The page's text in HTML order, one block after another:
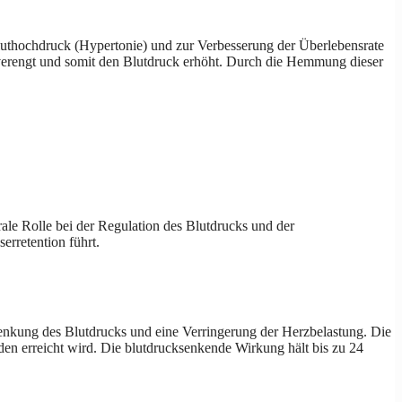
(Hypertonie) und zur Verbesserung der Überlebensrate
und somit den Blutdruck erhöht. Durch die Hemmung dieser
Rolle bei der Regulation des Blutdrucks und der
führt.
des Blutdrucks und eine Verringerung der Herzbelastung. Die
erreicht wird. Die blutdrucksenkende Wirkung hält bis zu 24